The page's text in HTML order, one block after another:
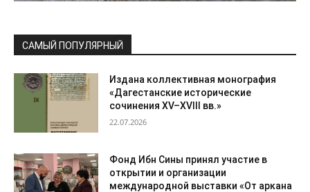
САМЫЙ ПОПУЛЯРНЫЙ
Издана коллективная монография
«Дагестанские исторические
сочинения XV–XVIII вв.»
22.07.2026
Фонд Ибн Сины принял участие в
открытии и организации
международной выставки «От аркана